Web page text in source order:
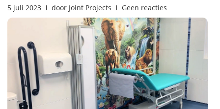
5 juli 2023 door Joint Projects Geen reacties